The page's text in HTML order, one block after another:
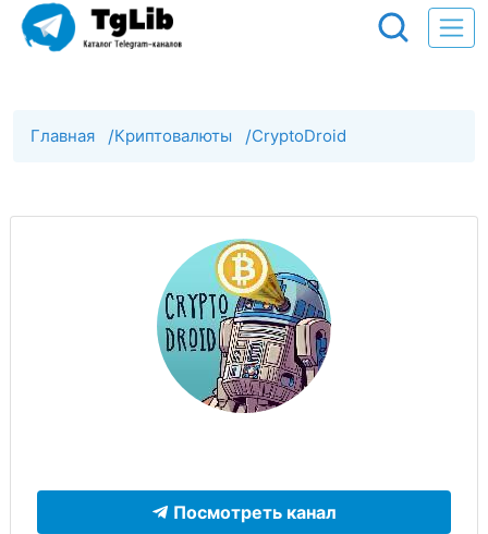
Главная /Криптовалюты /CryptoDroid
Посмотреть канал